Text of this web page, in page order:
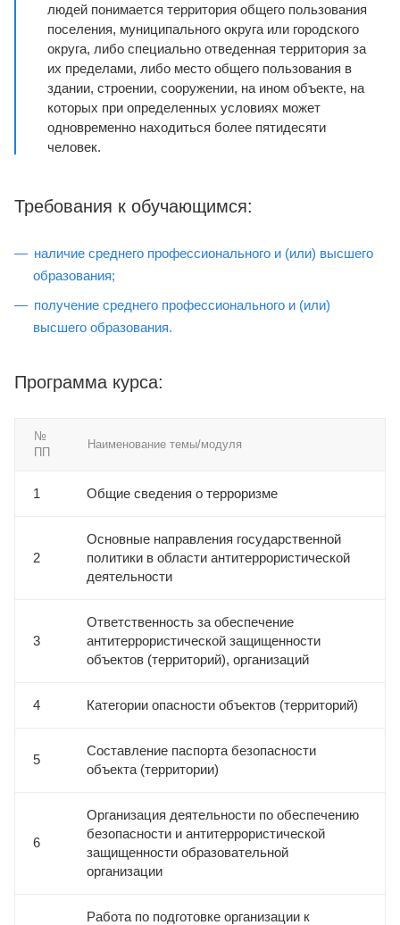
людей понимается территория общего пользования
поселения, муниципального округа или городского
округа, либо специально отведенная территория за
их пределами, либо место общего пользования в
здании, строении, сооружении, на ином объекте, на
которых при определенных условиях может
одновременно находиться более пятидесяти
человек.
Требования к обучающимся:
наличие среднего профессионального и (или) высшего
образования;
получение среднего профессионального и (или)
высшего образования.
Программа курса:
№
ПП
Наименование темы/модуля
1 Общие сведения о терроризме
2
Основные направления государственной
политики в области антитеррористической
деятельности
3
Ответственность за обеспечение
антитеррористической защищенности
объектов (территорий), организаций
4 Категории опасности объектов (территорий)
5
Составление паспорта безопасности
объекта (территории)
6
Организация деятельности по обеспечению
безопасности и антитеррористической
защищенности образовательной
организации
Работа по подготовке организации к